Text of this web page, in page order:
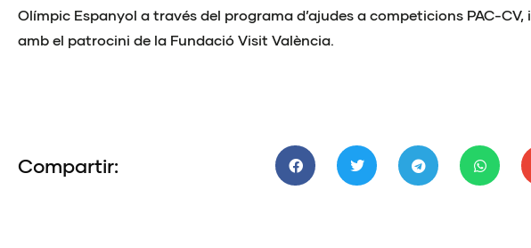
Olímpic Espanyol a través del programa d’ajudes a competicions PAC-CV, i
amb el patrocini de la Fundació Visit València.
Compartir: